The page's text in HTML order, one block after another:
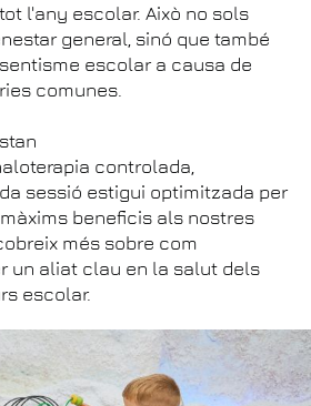
l'any escolar. Això no sols
general, sinó que també
escolar a causa de
comunes.
controlada,
sessió estigui optimitzada per
beneficis als nostres
més sobre com
un aliat clau en la salut dels
escolar.